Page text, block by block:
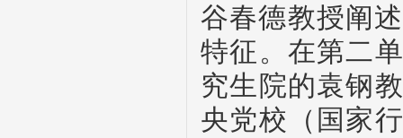
谷春德教授阐
特征。在第二
究生院的袁钢
央党校（国家